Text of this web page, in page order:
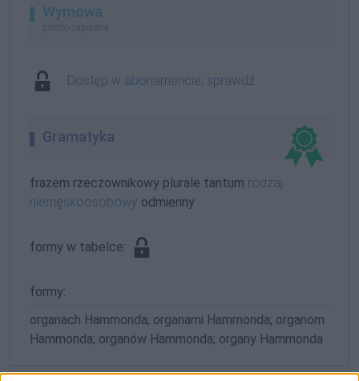
Wymowa
prosto zapisana
Dostęp w abonamencie, sprawdź
Gramatyka
frazem rzeczownikowy plurale tantum rodzaj
niemęskoosobowy odmienny
formy w tabelce:
formy:
organach Hammonda; organami Hammonda; organom
Hammonda; organów Hammonda; organy Hammonda